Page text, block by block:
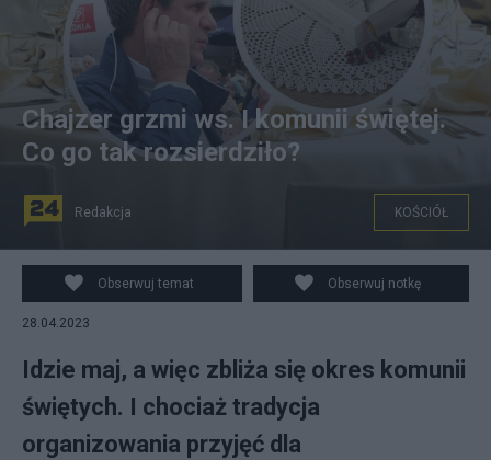
Zygmunt Chajzer o hucznych imprezach komunijnych.
Fot. Beax/ CC BY-SA 3.0 / Pixabay / Canva
Chajzer grzmi ws. I komunii świętej.
Co go tak rozsierdziło?
Redakcja KOŚCIÓŁ
Obserwuj temat Obserwuj notkę
28.04.2023
Idzie maj, a więc zbliża się okres komunii
świętych. I chociaż tradycja
organizowania przyjęć dla